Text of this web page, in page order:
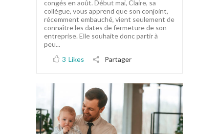
congés en août. Début mai, Claire, sa
collègue, vous apprend que son conjoint,
récemment embauché, vient seulement de
connaître les dates de fermeture de son
entreprise. Elle souhaite donc partir à
peu...
3 Likes Partager